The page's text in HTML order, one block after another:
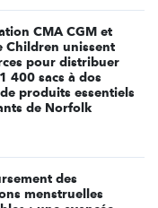
CMA CGM et
Children unissent
pour distribuer
400 sacs à dos
produits essentiels
de Norfolk
des
menstruelles